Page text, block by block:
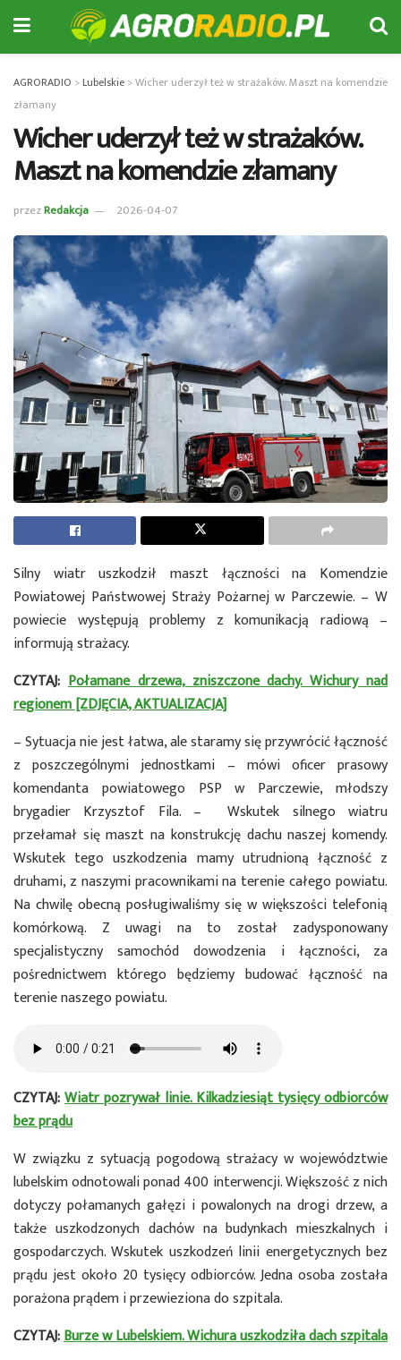
AGRORADIO >Lubelskie >Wicher uderzył też w strażaków. Maszt na komendzie
złamany
Wicher uderzył też w strażaków.
Maszt na komendzie złamany
przezRedakcja 2026-04-07
Silny wiatr uszkodził maszt łączności na Komendzie
Powiatowej Państwowej Straży Pożarnej w Parczewie. – W
powiecie występują problemy z komunikacją radiową –
informują strażacy.
CZYTAJ:Połamane drzewa, zniszczone dachy. Wichury nad
regionem [ZDJĘCIA, AKTUALIZACJA]
– Sytuacja nie jest łatwa, ale staramy się przywrócić łączność
z poszczególnymi jednostkami – mówi oficer prasowy
komendanta powiatowego PSP w Parczewie, młodszy
brygadier Krzysztof Fila. – Wskutek silnego wiatru
przełamał się maszt na konstrukcję dachu naszej komendy.
Wskutek tego uszkodzenia mamy utrudnioną łączność z
druhami, z naszymi pracownikami na terenie całego powiatu.
Na chwilę obecną posługiwaliśmy się w większości telefonią
komórkową. Z uwagi na to został zadysponowany
specjalistyczny samochód dowodzenia i łączności, za
pośrednictwem którego będziemy budować łączność na
terenie naszego powiatu.
CZYTAJ:Wiatr pozrywał linie. Kilkadziesiąt tysięcy odbiorców
bez prądu
W związku z sytuacją pogodową strażacy w województwie
lubelskim odnotowali ponad 400 interwencji. Większość z nich
dotyczy połamanych gałęzi i powalonych na drogi drzew, a
także uszkodzonych dachów na budynkach mieszkalnych i
gospodarczych. Wskutek uszkodzeń linii energetycznych bez
prądu jest około 20 tysięcy odbiorców. Jedna osoba została
porażona prądem i przewieziona do szpitala.
CZYTAJ:Burze w Lubelskiem. Wichura uszkodziła dach szpitala